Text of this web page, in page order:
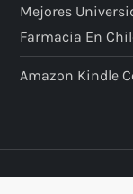
Mejores
Farmacia En
Amazon Kindle